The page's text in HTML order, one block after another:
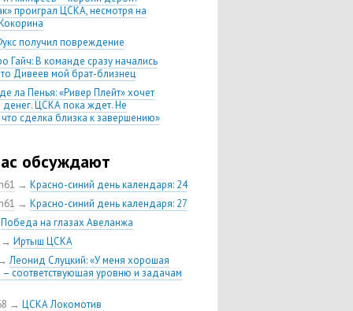
проиграл ЦСКА, несмотря на
получил повреждение
Гайч: В команде сразу начались
Дивеев мой брат-близнец
ла Пенья: «Ривер Плейт» хочет
ЦСКА пока ждет. Не
что сделка близка к завершению»
сезона в РПЛ —
победа ЦСКА. Гончаренко
11 россиян в старте
— о Гайче: «Если покупаем за
деньги, значит, рассчитываем как
форварда»
«Влашича сложно заменить,
и Дзагоеву сегодня это
Кучаев: «Гол забивает
обсуждают
→ Красно-синий день календаря: 24
→ Красно-синий день календаря: 27
Победа на глазах Авеланжа
→ Иртыш ЦСКА
Леонид Слуцкий: «У меня хорошая
соответствующая уровню и задачам
→ ЦСКА Локомотив